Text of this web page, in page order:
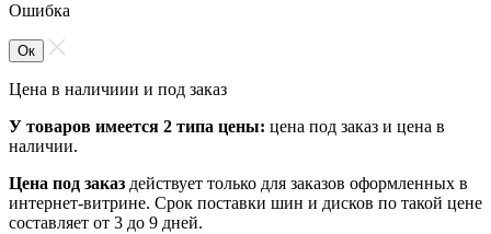
Ошибка
Ок
Цена в наличиии и под заказ
У товаров имеется 2 типа цены: цена под заказ и цена в
наличии.
Цена под заказ действует только для заказов оформленных в
интернет-витрине. Срок поставки шин и дисков по такой цене
составляет от 3 до 9 дней.